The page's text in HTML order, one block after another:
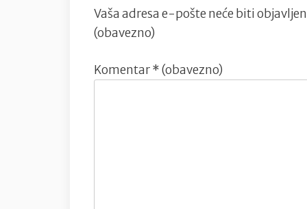
Vaša adresa e-pošte neće biti
(obavezno)
Komentar* (obavezno)